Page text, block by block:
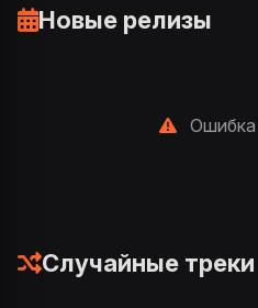
Новые релизы
Ошибка
Случайные треки